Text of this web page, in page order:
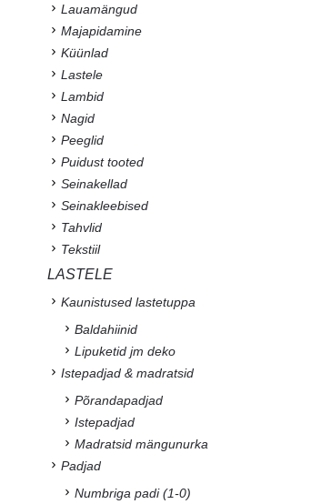
Lauamängud
Majapidamine
Küünlad
Lastele
Lambid
Nagid
Peeglid
Puidust tooted
Seinakellad
Seinakleebised
Tahvlid
Tekstiil
LASTELE
Kaunistused lastetuppa
Baldahiinid
Lipuketid jm deko
Istepadjad & madratsid
Põrandapadjad
Istepadjad
Madratsid mängunurka
Padjad
Numbriga padi (1-0)